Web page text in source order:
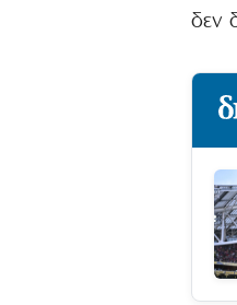
δεν